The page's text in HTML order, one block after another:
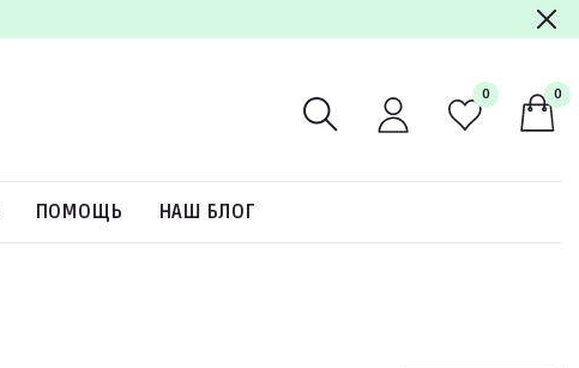
0 0
ПОМОЩЬ НАШ БЛОГ